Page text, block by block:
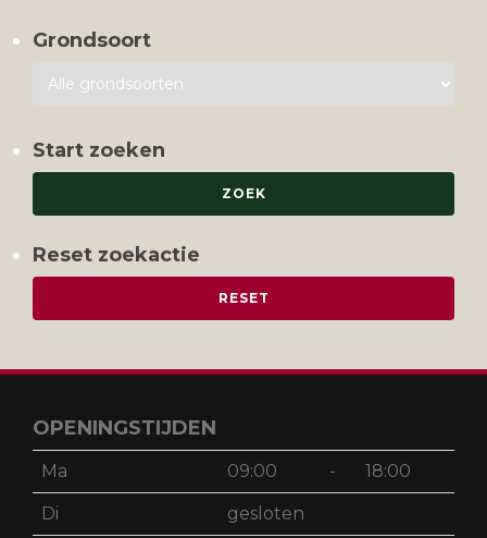
Grondsoort
Start zoeken
Reset zoekactie
OPENINGSTIJDEN
Ma 09:00 - 18:00
Di gesloten